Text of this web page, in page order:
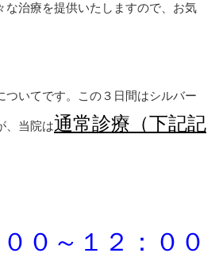
な治療を提供いたしますので、お気
ついてです。この３日間はシルバー
、当院は通常診療（下記記
０～１２：００